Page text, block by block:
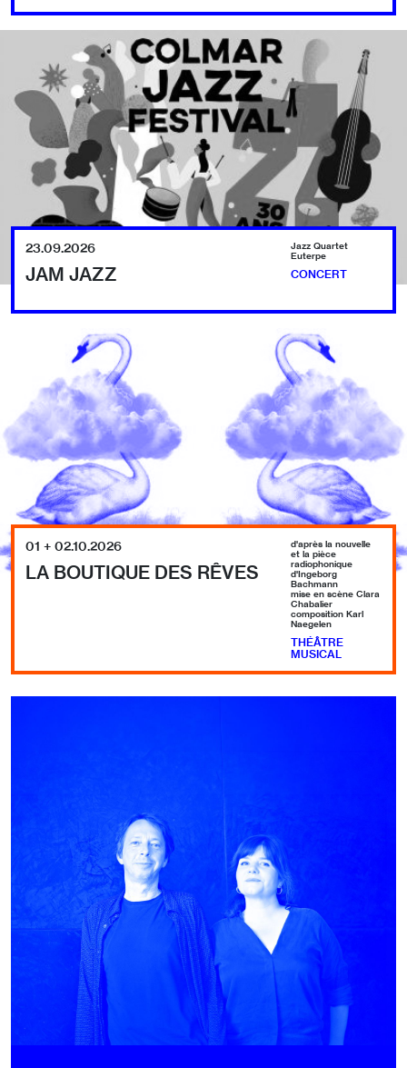
23.09.2026
JAM JAZZ
Jazz Quartet
Euterpe
CONCERT
01 + 02.10.2026
LA BOUTIQUE DES RÊVES
d'après la nouvelle
et la pièce
radiophonique
d'Ingeborg
Bachmann
mise en scène Clara
Chabalier
composition Karl
Naegelen
THÉÂTRE
MUSICAL